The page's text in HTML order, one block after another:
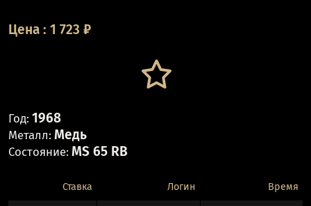
Цена : 1 723 ₽
Год: 1968
Металл: Медь
Состояние: MS 65 RB
Ставка Логин Время